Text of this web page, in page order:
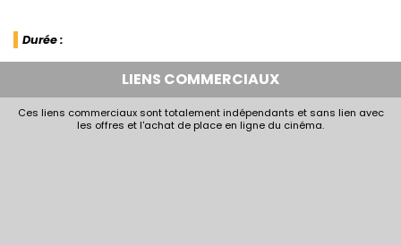
Durée :
LIENS COMMERCIAUX
Ces liens commerciaux sont totalement indépendants et sans lien avec
les offres et l'achat de place en ligne du cinéma.